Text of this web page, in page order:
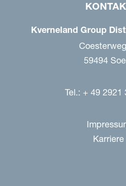
Kverneland Group
59494
Tel.: + 49 2921
Karriere